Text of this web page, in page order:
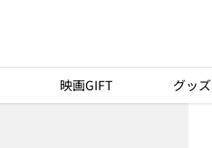
映画GIFT グッズ